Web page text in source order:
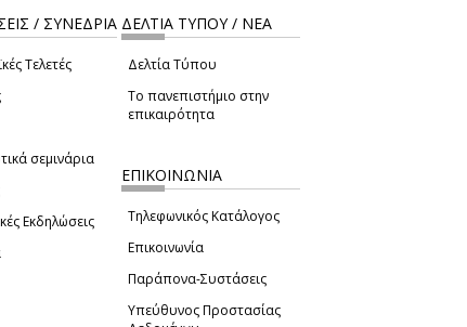
/ ΣΥΝΕΔΡΙΑ
Τελετές
σεμινάρια
Εκδηλώσεις
ΔΕΛΤΙΑ ΤΥΠΟΥ / ΝΕΑ
Δελτία Τύπου
Το πανεπιστήμιο στην
επικαιρότητα
ΕΠΙΚΟΙΝΩΝΙΑ
Τηλεφωνικός Κατάλογος
Επικοινωνία
Παράπονα-Συστάσεις
Υπεύθυνος Προστασίας